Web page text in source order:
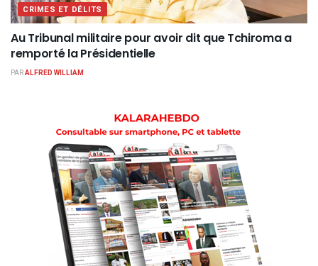
CRIMES ET DÉLITS
Au Tribunal militaire pour avoir dit que Tchiroma a
remporté la Présidentielle
PARALFRED WILLIAM